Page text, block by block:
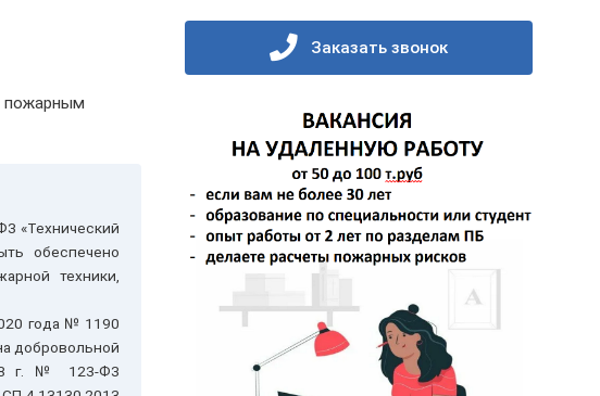
пожарным
«Технический
обеспечено
техники,
года № 1190
добровольной
г. № 123-ФЗ
Заказать звонок